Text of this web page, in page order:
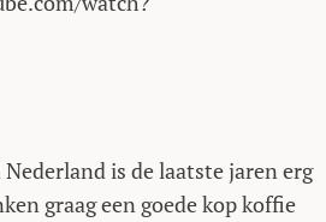
is de laatste jaren erg
graag een goede kop koffie